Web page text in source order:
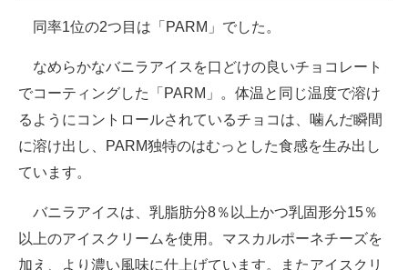
同率1位の2つ目は「PARM」でした。
なめらかなバニラアイスを口どけの良いチョコレート
でコーティングした「PARM」。体温と同じ温度で溶け
るようにコントロールされているチョコは、噛んだ瞬間
に溶け出し、PARM独特のはむっとした食感を生み出し
ています。
バニラアイスは、乳脂肪分8％以上かつ乳固形分15％
以上のアイスクリームを使用。マスカルポーネチーズを
加え、より濃い風味に仕上げています。またアイスクリ